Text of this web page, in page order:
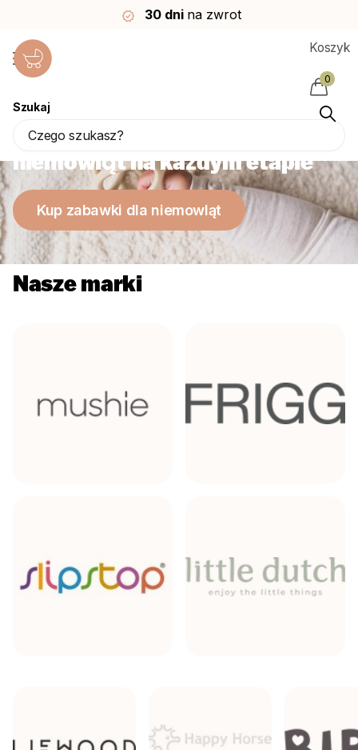
30 dni na zwrot
Szukaj
Koszyk
0
Najlepsze zabawki dla
niemowląt na każdym etapie
Kup zabawki dla niemowląt
Nasze marki